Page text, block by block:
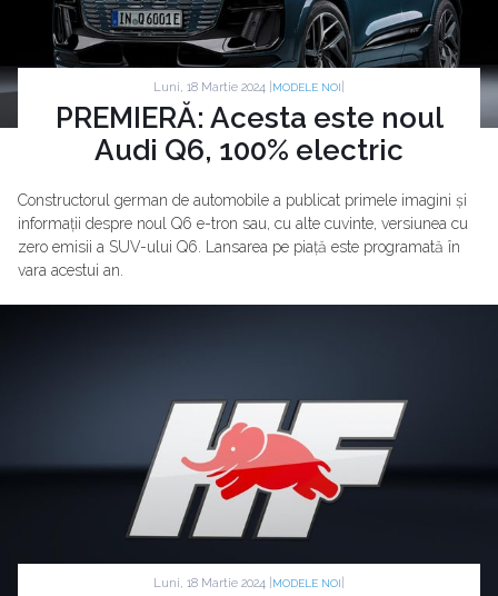
Luni, 18 Martie 2024 | MODELE NOI
PREMIERĂ: Acesta este noul
Audi Q6, 100% electric
Constructorul german de automobile a publicat primele imagini și
informații despre noul Q6 e-tron sau, cu alte cuvinte, versiunea cu
zero emisii a SUV-ului Q6. Lansarea pe piață este programată în
vara acestui an.
Luni, 18 Martie 2024 | MODELE NOI